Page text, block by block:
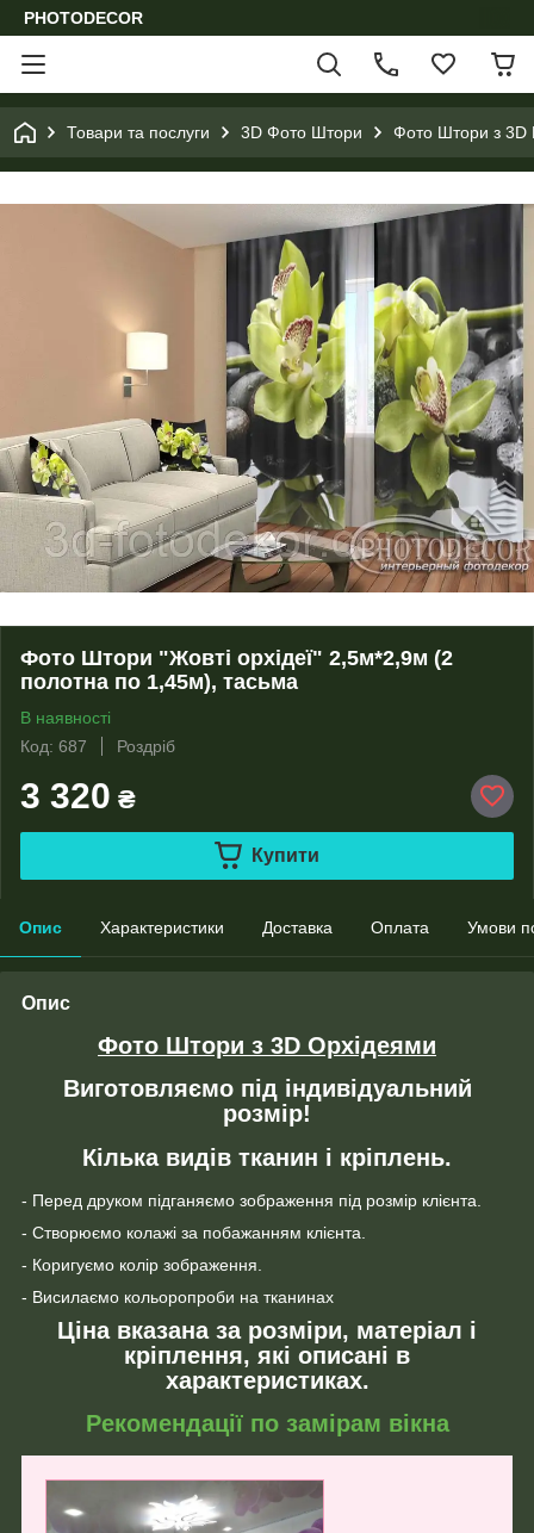
PHOTODECOR
Товари та послуги 3D Фото Штори Фото Штори з 3D
Фото Штори "Жовті орхідеї" 2,5м*2,9м (2
полотна по 1,45м), тасьма
В наявності
Код: 687
Роздріб
3 320 ₴
Купити
Опис Характеристики Доставка Оплата Умови
Опис
Фото Штори з 3D Орхідеями
Виготовляємо під індивідуальний
розмір!
Кілька видів тканин і кріплень.
- Перед друком підганяємо зображення під розмір клієнта.
- Створюємо колажі за побажанням клієнта.
- Коригуємо колір зображення.
- Висилаємо кольоропроби на тканинах
Ціна вказана за розміри, матеріал і
кріплення, які описані в
характеристиках.
Рекомендації по замірам вікна